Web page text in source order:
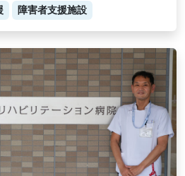
障害者支援施設